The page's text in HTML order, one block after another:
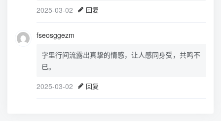
2025-03-02
回复
fseosggezm
字里行间流露出真挚的情感，让人感同身受，共鸣不
已。
2025-03-02
回复